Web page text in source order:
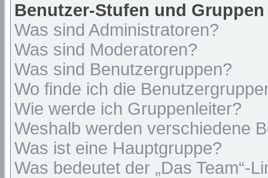
Benutzer-Stufen und Gruppen
Was sind Administratoren?
Was sind Moderatoren?
Was sind Benutzergruppen?
Wo finde ich die
Wie werde ich Gruppenleiter?
Weshalb werden verschiedene
Was ist eine Hauptgruppe?
Was bedeutet der „Das Team“-